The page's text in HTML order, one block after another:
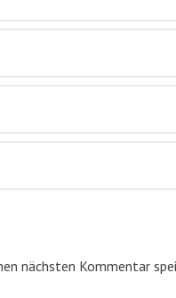
nächsten Kommentar